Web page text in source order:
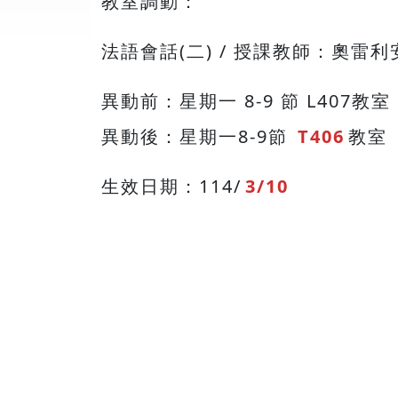
法語會話(二) / 授課教師：奧雷利
異動前：星期一 8-9 節 L407教室
異動後：星期一8-9節 T406 教室
生效日期：114/ 3/10